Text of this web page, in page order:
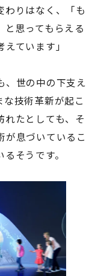
わりはなく、「も
思ってもらえる
ています」
、世の中の下支え
技術革新が起こ
れたとしても、そ
が息づいているこ
そうです。